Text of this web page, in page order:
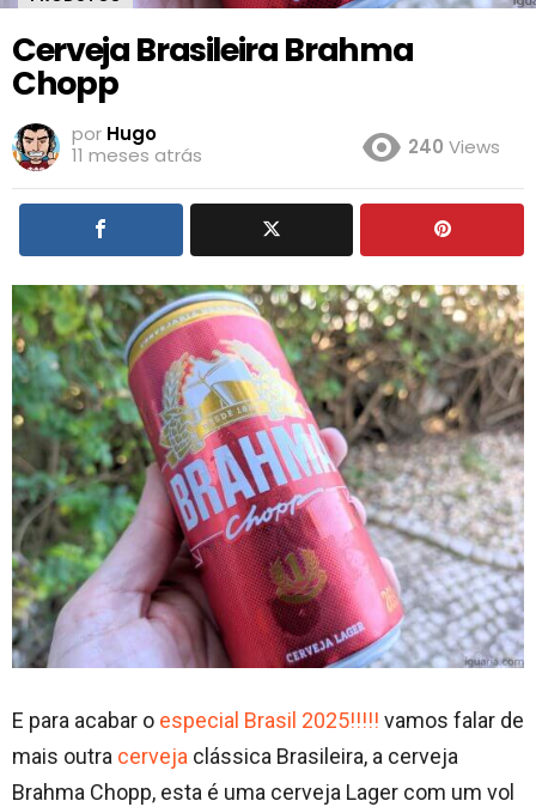
Cerveja Brasileira Brahma
Chopp
por Hugo
11 meses atrás
240 Views
E para acabar o especial Brasil 2025!!!!! vamos falar de
mais outra cerveja clássica Brasileira, a cerveja
Brahma Chopp, esta é uma cerveja Lager com um vol